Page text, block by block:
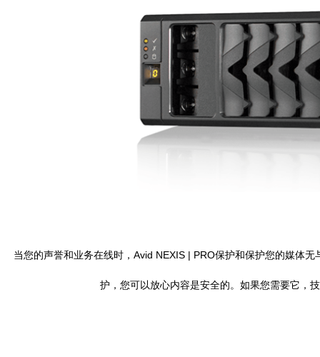
当您的声誉和业务在线时，Avid NEXIS | PRO保护和保护您的媒体
护，您可以放心内容是安全的。如果您需要它，